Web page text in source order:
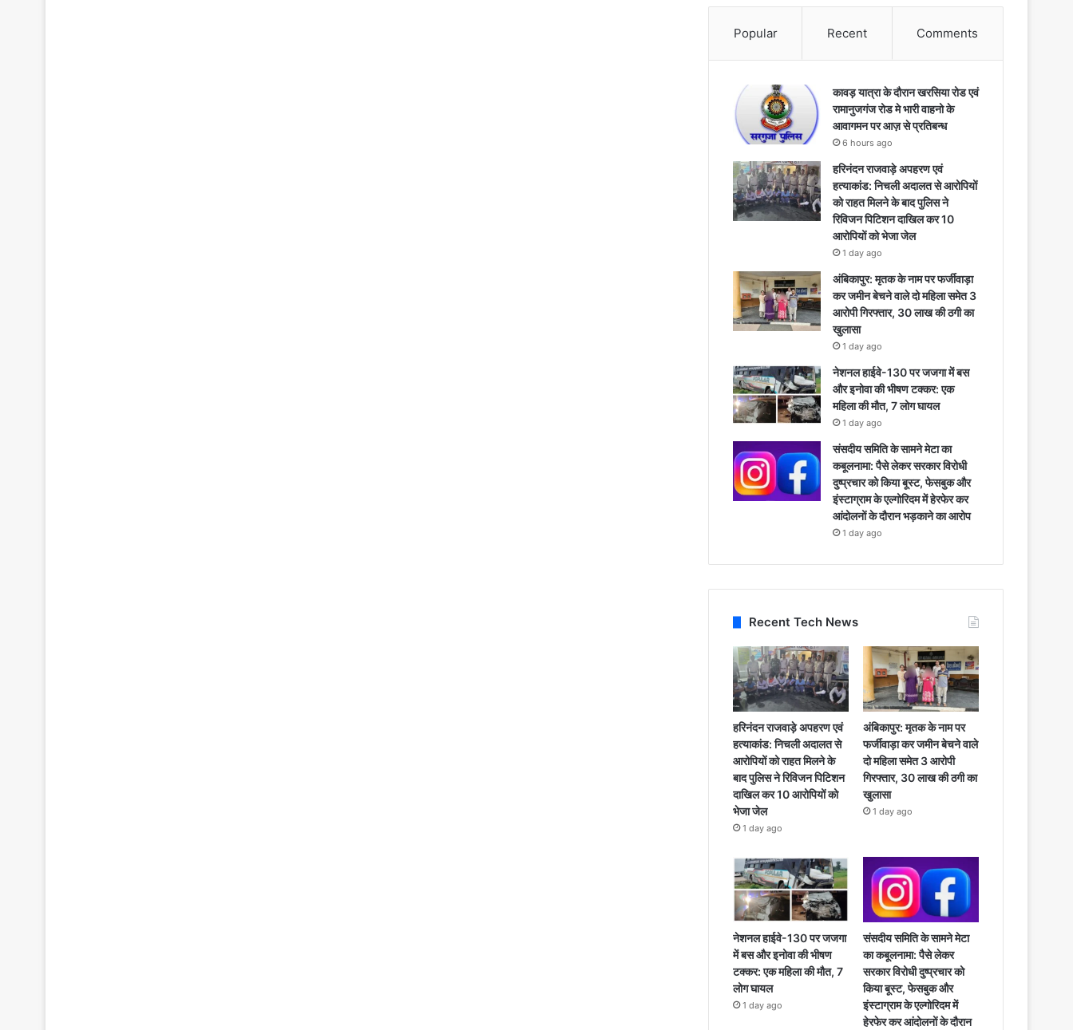
Popular Recent Comments
कावड़ यात्रा के दौरान खरसिया रोड एवं
रामानुजगंज रोड मे भारी वाहनो के
आवागमन पर आज़ से प्रतिबन्ध
6 hours ago
हरिनंदन राजवाड़े अपहरण एवं
हत्याकांड: निचली अदालत से आरोपियों
को राहत मिलने के बाद पुलिस ने
रिविजन पिटिशन दाखिल कर 10
आरोपियों को भेजा जेल
1 day ago
अंबिकापुर: मृतक के नाम पर फर्जीवाड़ा
कर जमीन बेचने वाले दो महिला समेत 3
आरोपी गिरफ्तार, 30 लाख की ठगी का
खुलासा
1 day ago
नेशनल हाईवे-130 पर जजगा में बस
और इनोवा की भीषण टक्कर: एक
महिला की मौत, 7 लोग घायल
1 day ago
संसदीय समिति के सामने मेटा का
कबूलनामा: पैसे लेकर सरकार विरोधी
दुष्प्रचार को किया बूस्ट, फेसबुक और
इंस्टाग्राम के एल्गोरिदम में हेरफेर कर
आंदोलनों के दौरान भड़काने का आरोप
1 day ago
Recent Tech News
हरिनंदन राजवाड़े अपहरण एवं
हत्याकांड: निचली अदालत से
आरोपियों को राहत मिलने के
बाद पुलिस ने रिविजन पिटिशन
दाखिल कर 10 आरोपियों को
भेजा जेल
1 day ago
अंबिकापुर: मृतक के नाम पर
फर्जीवाड़ा कर जमीन बेचने वाले
दो महिला समेत 3 आरोपी
गिरफ्तार, 30 लाख की ठगी का
खुलासा
1 day ago
नेशनल हाईवे-130 पर जजगा
में बस और इनोवा की भीषण
टक्कर: एक महिला की मौत, 7
लोग घायल
1 day ago
संसदीय समिति के सामने मेटा
का कबूलनामा: पैसे लेकर
सरकार विरोधी दुष्प्रचार को
किया बूस्ट, फेसबुक और
इंस्टाग्राम के एल्गोरिदम में
हेरफेर कर आंदोलनों के दौरान